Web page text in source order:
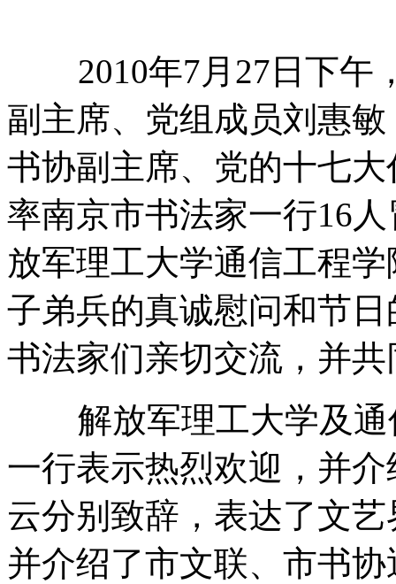
2010年7月27日下午
副主席、党组成员刘惠
书协副主席、党的十七
率南京市书法家一行16
放军理工大学通信工程
子弟兵的真诚慰问和节
书法家们亲切交流，并
解放军理工大学及通
一行表示热烈欢迎，并
云分别致辞，表达了文
并介绍了市文联、市书